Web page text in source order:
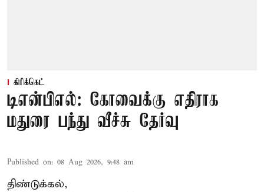
கிரிக்கெட்
டிஎன்பிஎல்: கோவைக்கு எதிராக
மதுரை பந்து வீச்சு தேர்வு
Published on: 08 Aug 2026, 9:48 am
திண்டுக்கல்,